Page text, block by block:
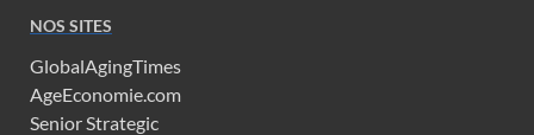
NOS SITES
GlobalAgingTimes
AgeEconomie.com
Senior Strategic